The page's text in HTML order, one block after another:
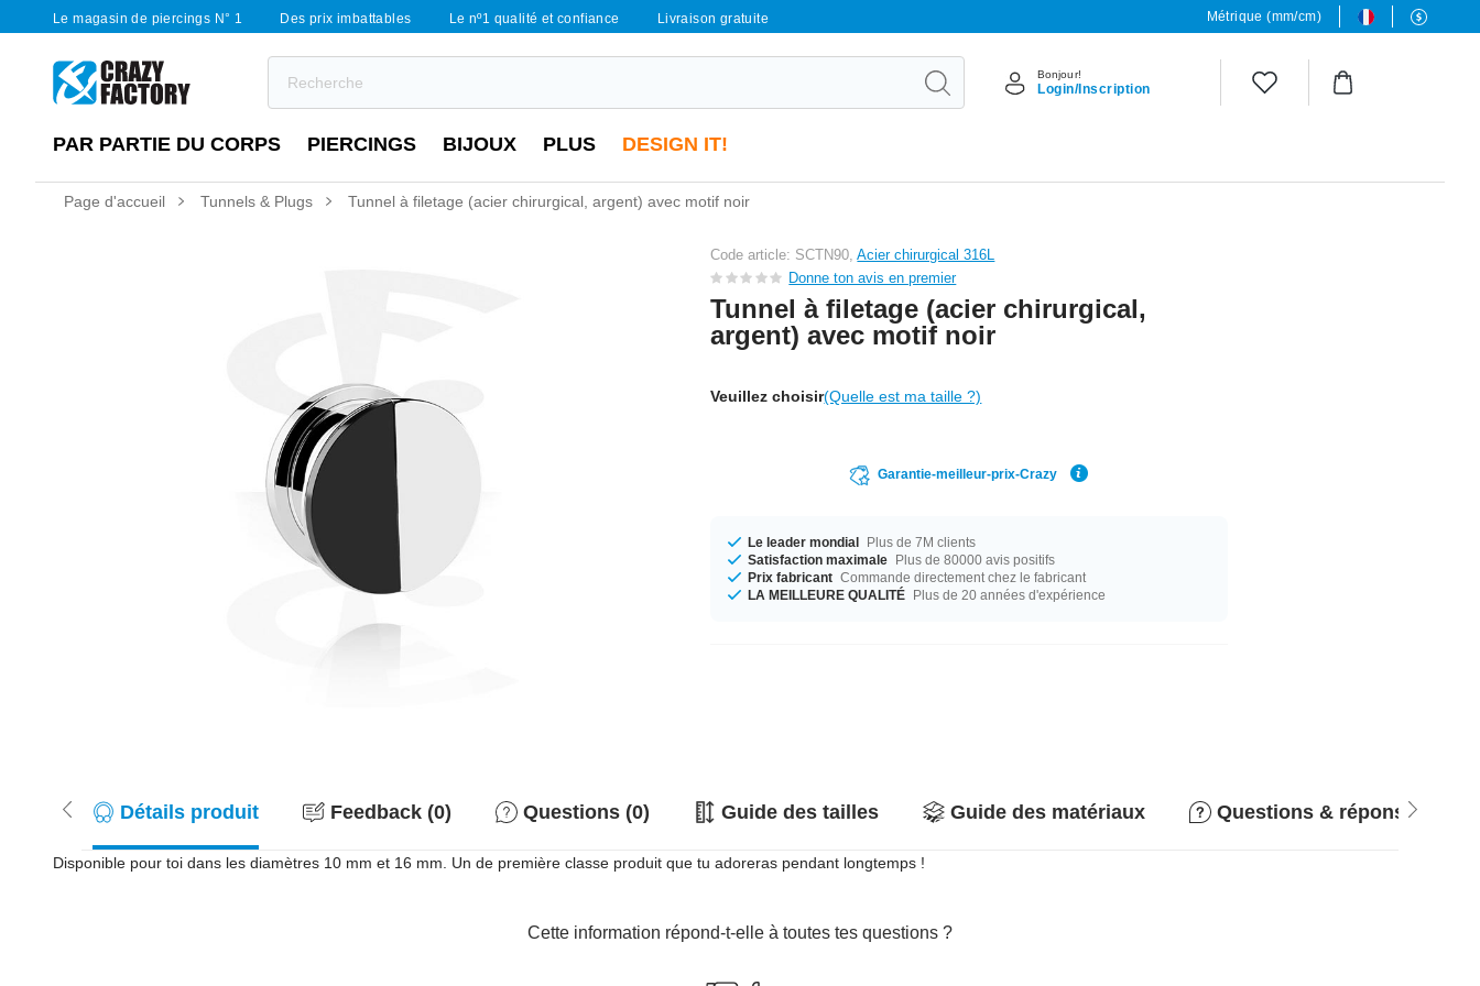
Le magasin de piercings N° 1 Des prix imbattables Le nº1 qualité et confiance Livraison gratuite Métrique (mm/cm)
Bonjour!
Login/Inscription
PAR PARTIE DU CORPS PIERCINGS BIJOUX PLUS DESIGN IT!
Page d'accueil Tunnels & Plugs Tunnel à filetage (acier chirurgical, argent) avec motif noir
Code article: SCTN90,Acier chirurgical 316L
Donne ton avis en premier
Tunnel à filetage (acier chirurgical,
argent) avec motif noir
Veuillez choisir(Quelle est ma taille ?)
Garantie-meilleur-prix-Crazy
Le leader mondial Plus de 7M clients
Satisfaction maximale Plus de 80000 avis positifs
Prix fabricant Commande directement chez le fabricant
LA MEILLEURE QUALITÉ Plus de 20 années d'expérience
Détails produit Feedback (0) Questions (0) Guide des tailles Guide des matériaux Questions & réponses
Disponible pour toi dans les diamètres 10 mm et 16 mm. Un de première classe produit que tu adoreras pendant longtemps !
Cette information répond-t-elle à toutes tes questions ?